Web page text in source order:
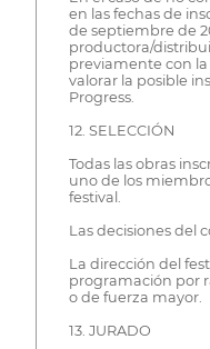
en las fechas de
de septiembre de
productora/
previamente con
valorar la posible
Progress.
12. SELECCIÓN
Todas las obras
uno de los
festival.
Las decisiones del
La dirección del
programación por
o de fuerza mayor.
13. JURADO